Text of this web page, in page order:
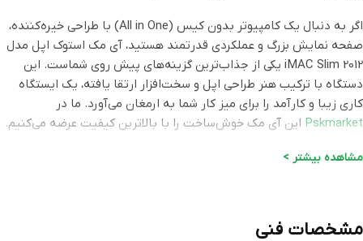
اگر به دنبال یک کامپیوتر بدون کیس (All in One) با طراحی خیره‌کننده،
صفحه نمایش بزرگ و عملکردی قدرتمند هستید، آی مک استوک اپل مدل
iMAC Slim 2012 یکی از جذاب‌ترین گزینه‌های پیش روی شماست. این
دستگاه با ترکیب هنر طراحی اپل و سخت‌افزار ارتقا یافته، یک ایستگاه
کاری زیبا و کارآمد را برای میز کار شما به ارمغان می‌آورد. ما در
Pskmarket این آی مک خوش‌ساخت را با بالاترین کیفیت عرضه می‌کنیم.
نمایشگر بزرگ 27 اینچی و طراحی Slim
اینچی آن است. این ابعاد بزرگ فضای کار فوق‌العاده‌ای را برای طراحان،
مشاهده بیشتر >
مشخصات فنی